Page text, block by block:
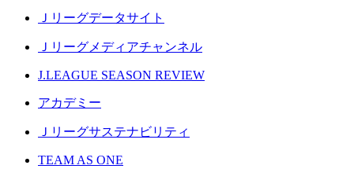
Ｊリーグデータサイト
Ｊリーグメディアチャンネル
J.LEAGUE SEASON REVIEW
アカデミー
Ｊリーグサステナビリティ
TEAM AS ONE